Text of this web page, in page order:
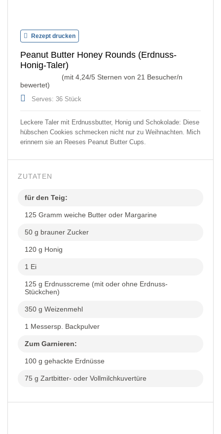
Rezept drucken
Peanut Butter Honey Rounds (Erdnuss-
Honig-Taler)
(mit 4,24/5 Sternen von 21 Besucher/n
bewertet)
Serves: 36 Stück
Leckere Taler mit Erdnussbutter, Honig und Schokolade: Diese
hübschen Cookies schmecken nicht nur zu Weihnachten. Mich
erinnern sie an Reeses Peanut Butter Cups.
ZUTATEN
für den Teig:
125 Gramm weiche Butter oder Margarine
50 g brauner Zucker
120 g Honig
1 Ei
125 g Erdnusscreme (mit oder ohne Erdnuss-
Stückchen)
350 g Weizenmehl
1 Messersp. Backpulver
Zum Garnieren:
100 g gehackte Erdnüsse
75 g Zartbitter- oder Vollmilchkuvertüre